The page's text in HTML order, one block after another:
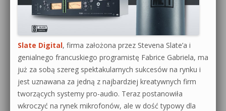
Slate Digital, firma założona przez Stevena Slate’a i
genialnego francuskiego programistę Fabrice Gabriela, ma
już za sobą szereg spektakularnych sukcesów na rynku i
jest uznawana za jedną z najbardziej kreatywnych firm
tworzących systemy pro-audio. Teraz postanowiła
wkroczyć na rynek mikrofonów, ale w dość typowy dla